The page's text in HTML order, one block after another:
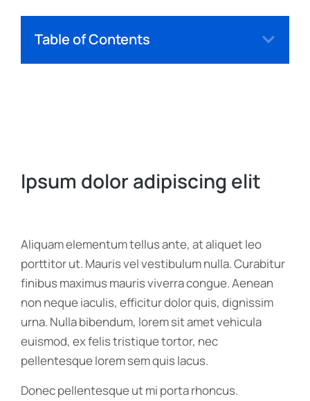
Table of Contents
Ipsum dolor adipiscing elit
Aliquam elementum tellus ante, at aliquet leo
porttitor ut. Mauris vel vestibulum nulla. Curabitur
finibus maximus mauris viverra congue. Aenean
non neque iaculis, efficitur dolor quis, dignissim
urna. Nulla bibendum, lorem sit amet vehicula
euismod, ex felis tristique tortor, nec
pellentesque lorem sem quis lacus.
Donec pellentesque ut mi porta rhoncus.